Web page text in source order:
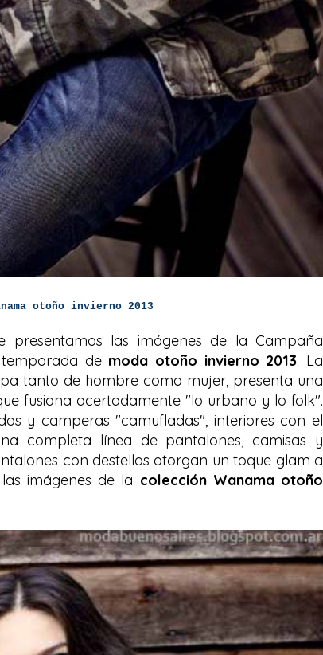
otoño invierno 2013
presentamos las imágenes de la Campaña
de moda otoño invierno 2013. La
tanto de hombre como mujer, presenta una
fusiona acertadamente "lo urbano y lo folk".
y camperas "camufladas", interiores con el
completa línea de pantalones, camisas y
con destellos otorgan un toque glam a
imágenes de la colección Wanama otoño